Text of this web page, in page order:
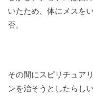
いたため、体にメスを
否。
その間にスピリチュア
ンを治そうとしたらしい